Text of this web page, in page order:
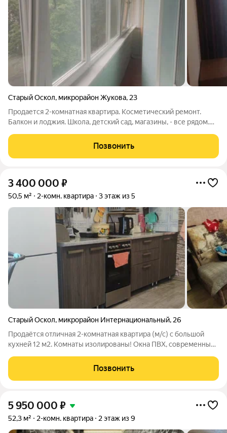
Старый Оскол, микрорайон Жукова, 23
Продается 2-комнатная квартира. Косметический ремонт.
Балкон и лоджия. Школа, детский сад, магазины, - все рядом.
Позвонить
3 400 000 ₽
50,5 м² 2-комн. квартира 3 этаж из 5
Старый Оскол, микрорайон Интернациональный, 26
Продаётся отличная 2-комнатная квартира (м/с) с большой
кухней 12 м2. Комнаты изолированы! Окна ПВХ, современный
санузле. Остаётся кухонный гарнитур, плита, стенка в зале, вся
мебель в спальне,
Позвонить
5 950 000 ₽
52,3 м² 2-комн. квартира 2 этаж из 9